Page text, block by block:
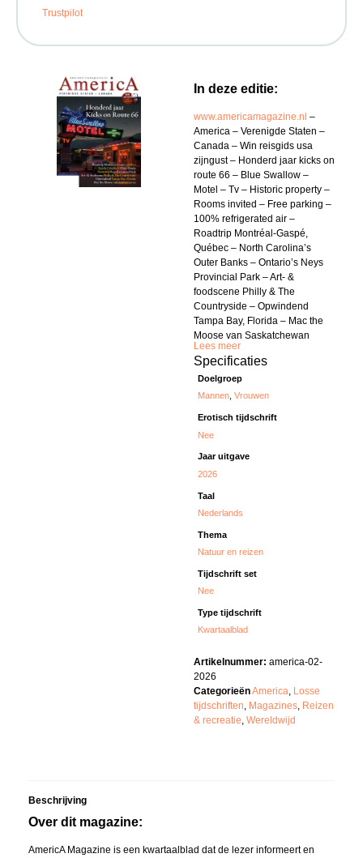
In deze editie:
www.americamagazine.nl –
America – Verenigde Staten –
Canada – Win reisgids usa
zijngust – Honderd jaar kicks on
route 66 – Blue Swallow –
Motel – Tv – Historic property –
Rooms invited – Free parking –
100% refrigerated air –
Roadtrip Montréal-Gaspé,
Québec – North Carolina’s
Outer Banks – Ontario’s Neys
Provincial Park – Art- &
foodscene Philly & The
Countryside – Opwindend
Tampa Bay, Florida – Mac the
Moose van Saskatchewan
Lees meer
Specificaties
Doelgroep
Mannen,Vrouwen
Erotisch tijdschrift
Nee
Jaar uitgave
2026
Taal
Nederlands
Thema
Natuur en reizen
Tijdschrift set
Nee
Type tijdschrift
Kwartaalblad
Artikelnummer: america-02-
2026
CategorieënAmerica, Losse
tijdschriften, Magazines, Reizen
& recreatie, Wereldwijd
Beschrijving
Over dit magazine:
AmericA Magazine is een kwartaalblad dat de lezer informeert en
Trustpilot